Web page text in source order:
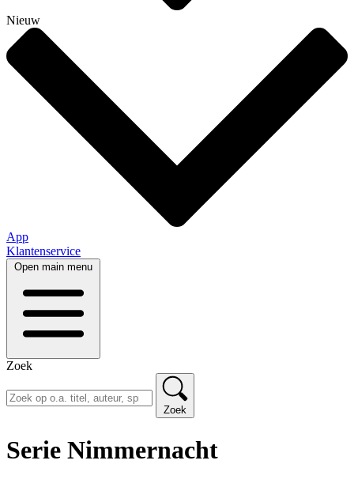
Nieuw
App
Klantenservice
Open main menu
Zoek
Zoek
Serie Nimmernacht